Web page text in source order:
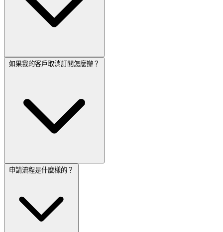
如果我的客戶取消訂閱怎麼辦？
申請流程是什麼樣的？